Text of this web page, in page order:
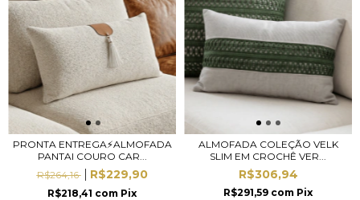
PRONTA ENTREGA⚡ALMOFADA
PANTAI COURO CAR...
R$264,16
R$229,90
R$218,41 com Pix
ALMOFADA COLEÇÃO VELK
SLIM EM CROCHÊ VER...
R$306,94
R$291,59 com Pix